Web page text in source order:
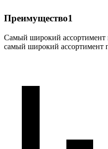
Преимущество1
Самый широкий
самый широкий ассортимент